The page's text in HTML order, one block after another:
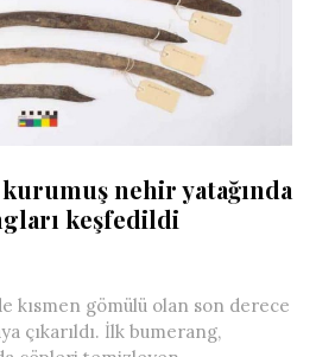
nehir yatağında
keşfedildi
kısmen gömülü olan son derece
çıkarıldı. İlk bumerang,